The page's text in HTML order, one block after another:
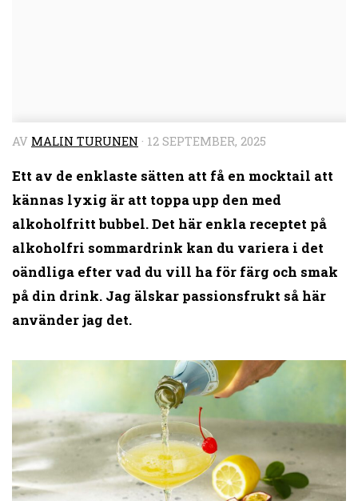
AV MALIN TURUNEN · 12 SEPTEMBER, 2025
Ett av de enklaste sätten att få en mocktail att
kännas lyxig är att toppa upp den med
alkoholfritt bubbel. Det här enkla receptet på
alkoholfri sommardrink kan du variera i det
oändliga efter vad du vill ha för färg och smak
på din drink. Jag älskar passionsfrukt så här
använder jag det.